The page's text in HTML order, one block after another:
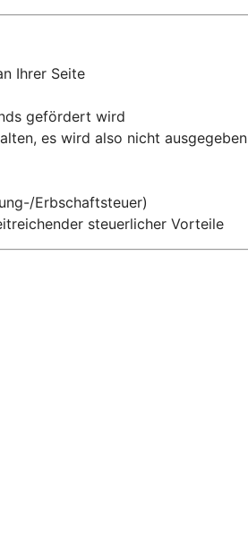
Ihrer Seite
gefördert wird
es wird also nicht ausgegeben
Erbschaftsteuer)
steuerlicher Vorteile